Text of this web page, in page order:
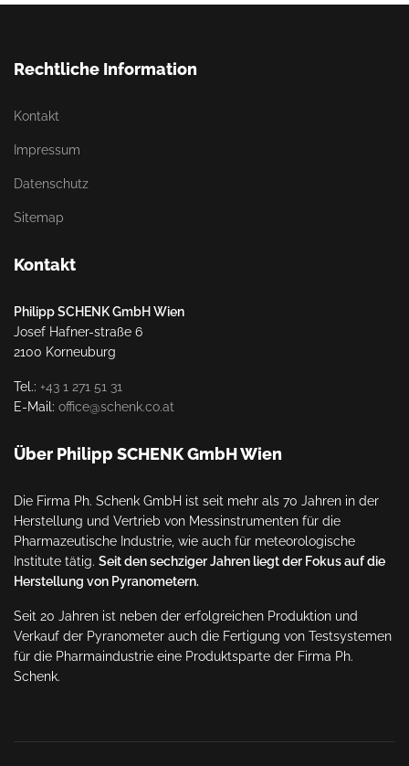
Rechtliche Information
Kontakt
Impressum
Datenschutz
Sitemap
Kontakt
Philipp SCHENK GmbH Wien
Josef Hafner-straße 6
2100 Korneuburg
Tel.: +43 1 271 51 31
E-Mail: office@schenk.co.at
Über Philipp SCHENK GmbH Wien
Die Firma Ph. Schenk GmbH ist seit mehr als 70 Jahren in der
Herstellung und Vertrieb von Messinstrumenten für die
Pharmazeutische Industrie, wie auch für meteorologische
Institute tätig. Seit den sechziger Jahren liegt der Fokus auf die
Herstellung von Pyranometern.
Seit 20 Jahren ist neben der erfolgreichen Produktion und
Verkauf der Pyranometer auch die Fertigung von Testsystemen
für die Pharmaindustrie eine Produktsparte der Firma Ph.
Schenk.